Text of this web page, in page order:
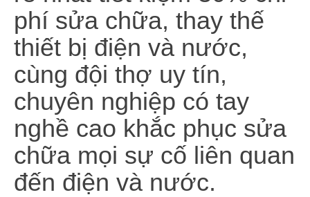
phí sửa chữa, thay thế
thiết bị điện và nước,
cùng đội thợ uy tín,
chuyên nghiệp có tay
nghề cao khắc phục sửa
chữa mọi sự cố liên quan
đến điện và nước.